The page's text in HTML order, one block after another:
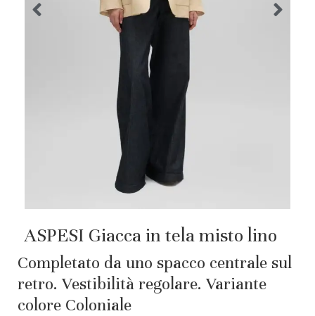
ASPESI Giacca in tela misto lino
Completato da uno spacco centrale sul
retro. Vestibilità regolare. Variante
colore Coloniale